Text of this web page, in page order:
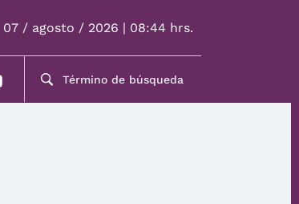
07 / agosto / 2026 | 08:44 hrs.